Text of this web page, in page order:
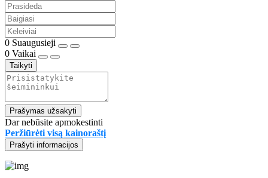
0 Suaugusieji
0 Vaikai
Taikyti
Prašymas užsakyti
Dar nebūsite apmokestinti
Peržiūrėti visą kainoraštį
Prašyti informacijos